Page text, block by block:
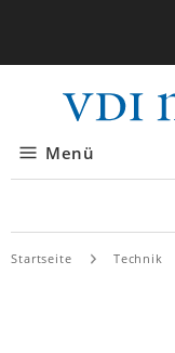
Menü
Startseite Technik